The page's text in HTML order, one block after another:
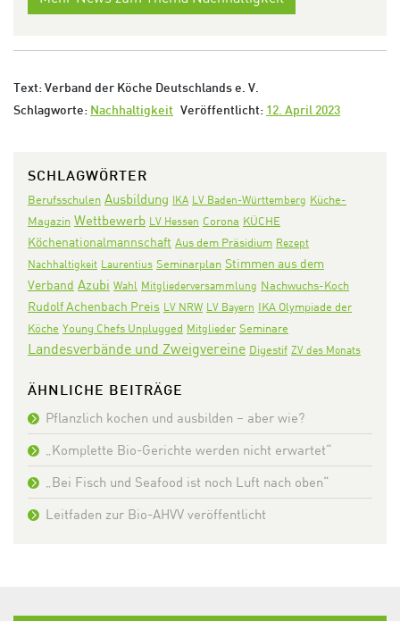
Text: Verband der Köche Deutschlands e. V.
Schlagworte: Nachhaltigkeit Veröffentlicht: 12. April 2023
SCHLAGWÖRTER
Berufsschulen Ausbildung IKA LV Baden-Württemberg Küche-
Magazin Wettbewerb LV Hessen Corona KÜCHE
Köchenationalmannschaft Aus dem Präsidium Rezept
Nachhaltigkeit Laurentius Seminarplan Stimmen aus dem
Verband Azubi Wahl Mitgliederversammlung Nachwuchs-Koch
Rudolf Achenbach Preis LV NRW LV Bayern IKA Olympiade der
Köche Young Chefs Unplugged Mitglieder Seminare
Landesverbände und Zweigvereine Digestif ZV des Monats
ÄHNLICHE BEITRÄGE
Pflanzlich kochen und ausbilden – aber wie?
„Komplette Bio-Gerichte werden nicht erwartet“
„Bei Fisch und Seafood ist noch Luft nach oben“
Leitfaden zur Bio-AHVV veröffentlicht